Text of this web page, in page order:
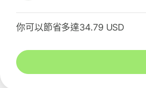
你可以節省多達34.79 USD